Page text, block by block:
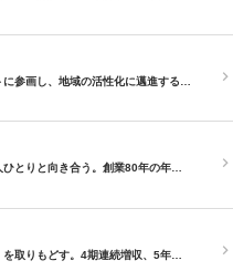
参画し、地域の活性化に邁進する…
とりと向き合う。創業80年の年…
取りもどす。4期連続増収、5年…